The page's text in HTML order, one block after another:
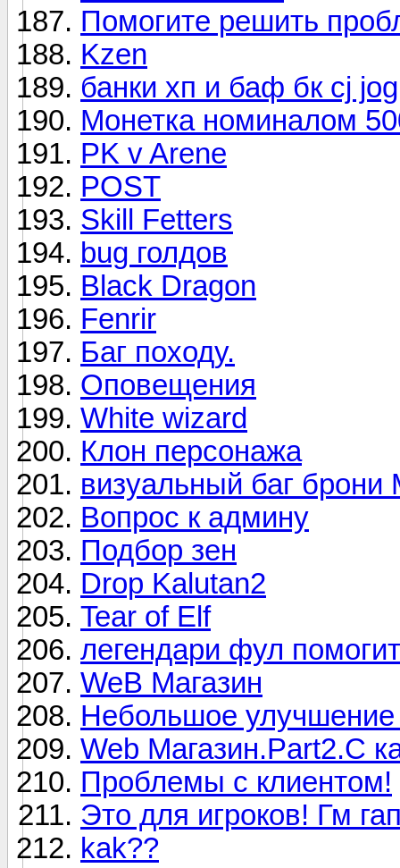
Помогите решить
Kzen
банки хп и баф бк cj jog
Монетка номиналом
PK v Arene
POST
Skill Fetters
bug голдов
Black Dragon
Fenrir
Баг походу.
Оповещения
White wizard
Клон персонажа
визуальный баг брони
Вопрос к админу
Подбор зен
Drop Kalutan2
Tear of Elf
легендари фул
WeB Магазин
Небольшое
Web Магазин.Part2.С
Проблемы с клиентом!
Это для игроков! Гм
kak??